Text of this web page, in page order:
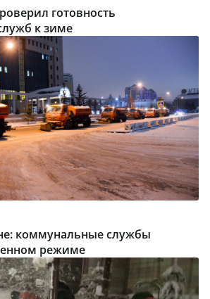
готовность
к зиме
коммунальные службы
режиме